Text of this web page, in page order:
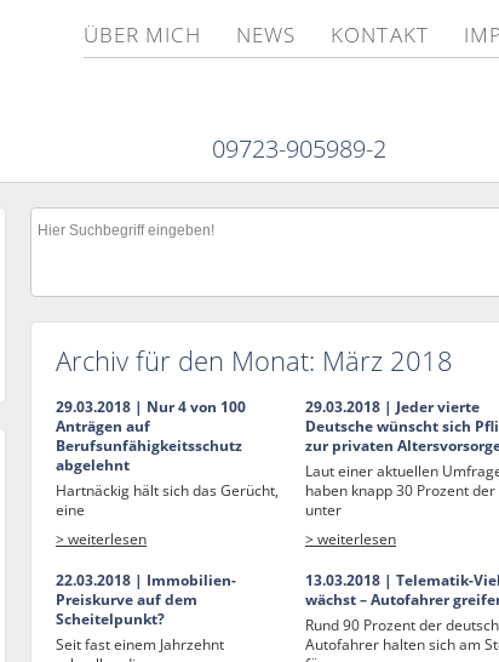
ÜBER MICH NEWS KONTAKT
09723-905989-2
Archiv für den Monat: März 2018
29.03.2018 | Nur 4 von 100
Anträgen auf
Berufsunfähigkeitsschutz
abgelehnt
Hartnäckig hält sich das Gerücht,
eine
> weiterlesen
29.03.2018 | Jeder vierte
Deutsche wünscht sich
zur privaten
Laut einer aktuellen
haben knapp 30 Prozent der
unter
> weiterlesen
22.03.2018 | Immobilien-
Preiskurve auf dem
Scheitelpunkt?
Seit fast einem Jahrzehnt
13.03.2018 | Telematik-
wächst – Autofahrer
Rund 90 Prozent der
Autofahrer halten sich am